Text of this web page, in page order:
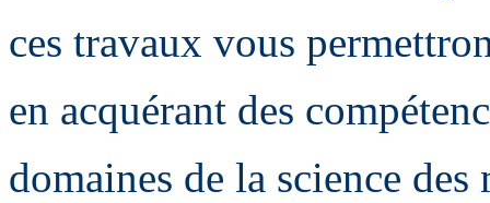
ces travaux vous
en acquérant des
domaines de la science